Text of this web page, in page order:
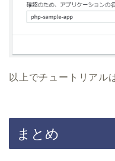
以上でチュートリアル
まとめ